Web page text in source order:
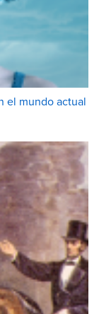
el mundo actual